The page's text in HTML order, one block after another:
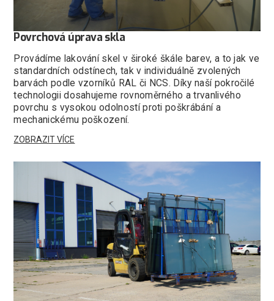
Povrchová úprava skla
Provádíme lakování skel v široké škále barev, a to jak ve
standardních odstínech, tak v individuálně zvolených
barvách podle vzorníků RAL či NCS. Díky naší pokročilé
technologii dosahujeme rovnoměrného a trvanlivého
povrchu s vysokou odolností proti poškrábání a
mechanickému poškození.
ZOBRAZIT VÍCE